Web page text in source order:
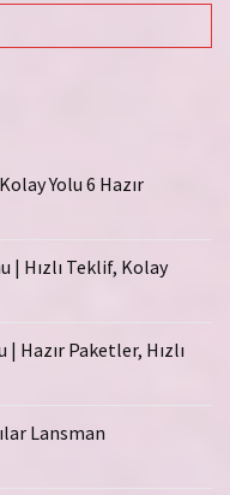
Yolu 6 Hazır
| Hızlı Teklif, Kolay
Hazır Paketler, Hızlı
Lansman